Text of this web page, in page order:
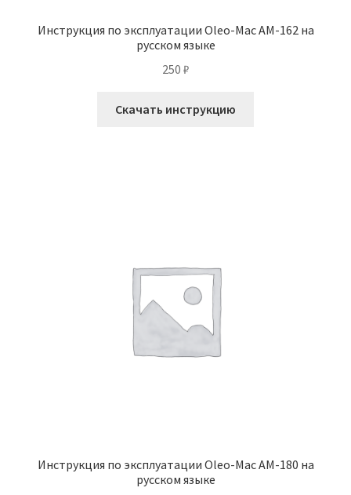
Инструкция по эксплуатации Oleo-Mac AM-162 на
русском языке
250 ₽
Скачать инструкцию
Инструкция по эксплуатации Oleo-Mac AM-180 на
русском языке